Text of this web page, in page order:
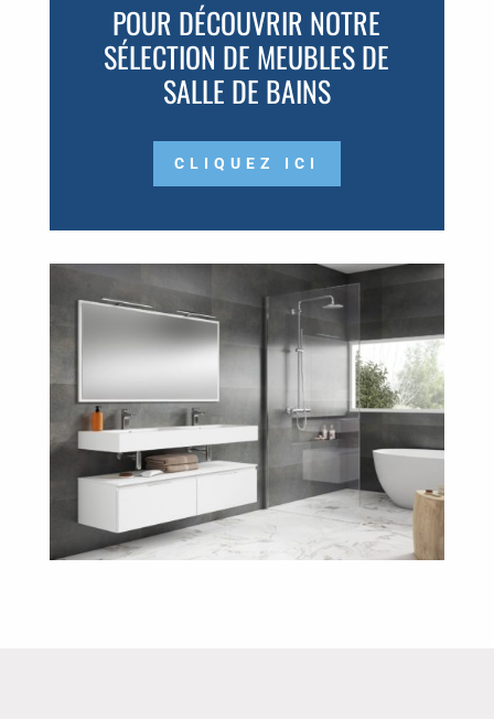
POUR DÉCOUVRIR NOTRE
SÉLECTION DE MEUBLES DE
SALLE DE BAINS
CLIQUEZ ICI